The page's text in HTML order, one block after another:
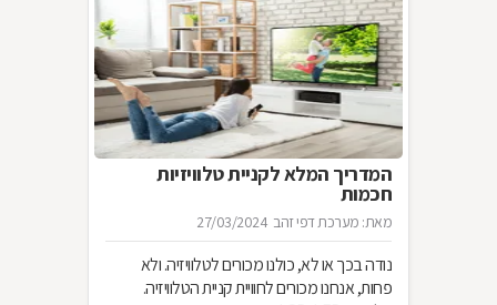
המדריך המלא לקניית טלוויזיות
חכמות
מאת: מערכת דפי זהב 27/03/2024
נודה בכך או לא, כולנו מכורים לטלוויזיה. ולא
פחות, אנחנו מכורים לחוויית קניית הטלוויזיה.